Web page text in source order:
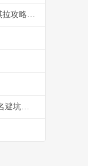
王者荣耀安琪拉怎么玩 零基础上分神器安琪拉攻略指南
王者荣耀战队名字能取几个字？S44赛季取名避坑与好名生成指南